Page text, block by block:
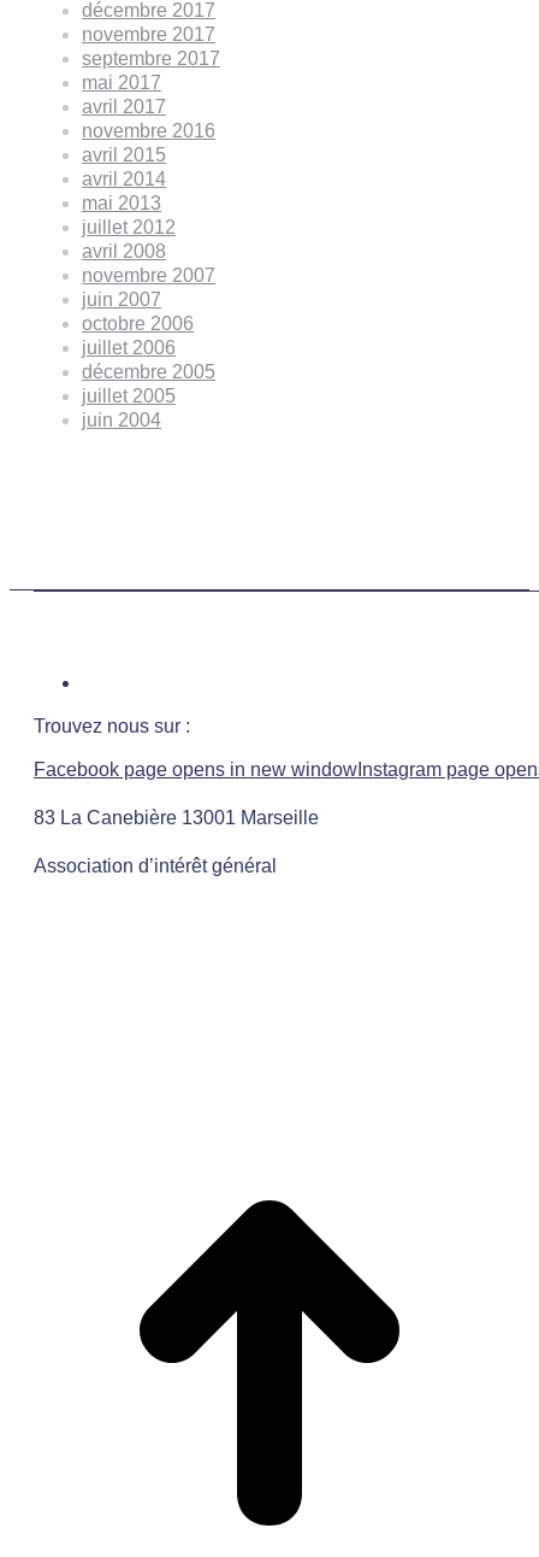
décembre 2017
novembre 2017
septembre 2017
mai 2017
avril 2017
novembre 2016
avril 2015
avril 2014
mai 2013
juillet 2012
avril 2008
novembre 2007
juin 2007
octobre 2006
juillet 2006
décembre 2005
juillet 2005
juin 2004
Trouvez nous sur :
Facebook page opens in new window Instagram page
83 La Canebière 13001 Marseille
Association d’intérêt général